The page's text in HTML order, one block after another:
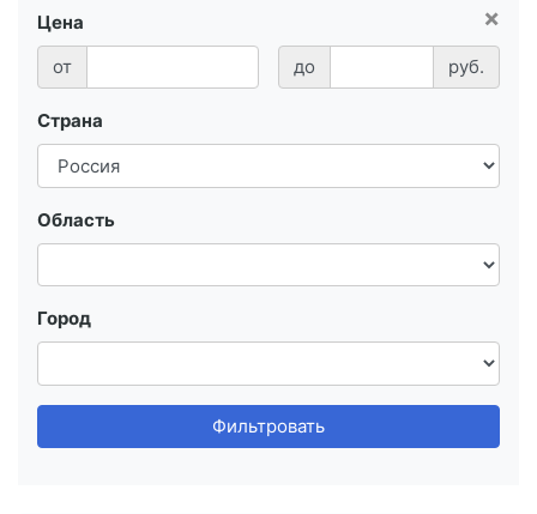
×
Цена
от
до руб.
Страна
Область
Город
Фильтровать